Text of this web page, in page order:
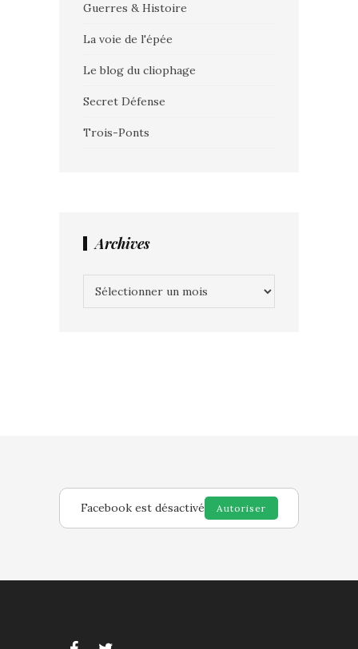
Guerres & Histoire
La voie de l'épée
Le blog du cliophage
Secret Défense
Trois-Ponts
Archives
Facebook est désactivé Autoriser